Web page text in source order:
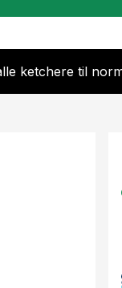
ketchere til